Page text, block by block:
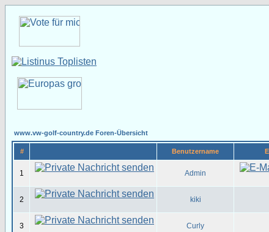
www.vw-golf-country.de Foren-Übersicht
# Benutzername
1 Admin
2 kiki
3 Curly